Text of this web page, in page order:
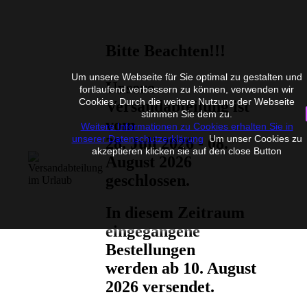
Bitte Beachten!!!
Unsere
Versandabteilung ist
vom
28. Juli 2026 - 08.
August 2026
geschlossen.
In diesem Zeitraum
eingegangene
Bestellungen
werden ab 10. August
2026 versendet.
Um unsere Webseite für Sie optimal zu gestalten und
fortlaufend verbessern zu können, verwenden wir
Cookies. Durch die weitere Nutzung der Webseite
stimmen Sie dem zu.
Weitere Informationen zu Cookies erhalten Sie in
unserer Datenschutzerklärung Um unser Cookies zu
akzeptieren klicken sie auf den close Button